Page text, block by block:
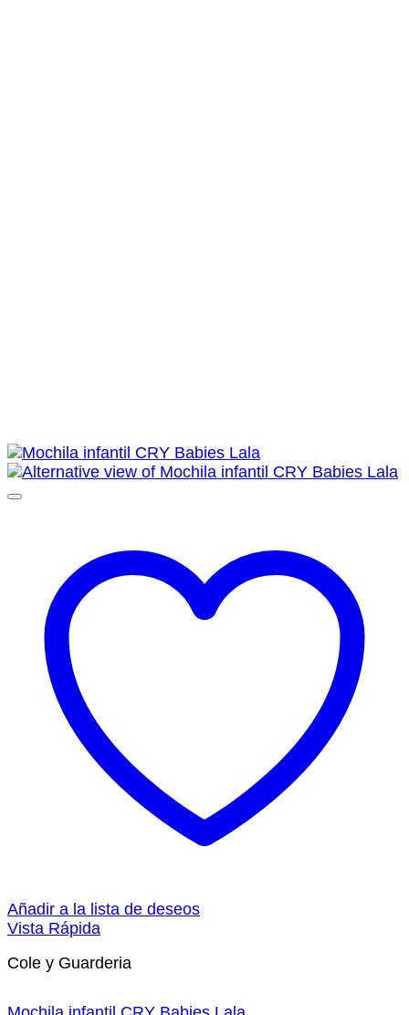
Añadir a la lista de deseos
Vista Rápida
Cole y Guarderia